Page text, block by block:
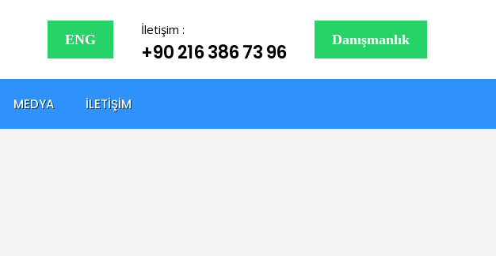
ENG
İletişim :
+90 216 386 73 96
Danışmanlık
MEDYA İLETIŞIM